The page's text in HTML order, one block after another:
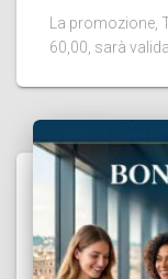
La promozione,
60,00, sarà